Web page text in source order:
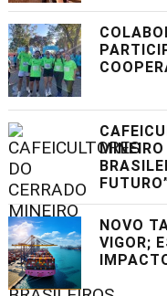
NOVO
VIGOR;